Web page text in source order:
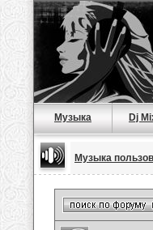
Музыка Dj
Музыка